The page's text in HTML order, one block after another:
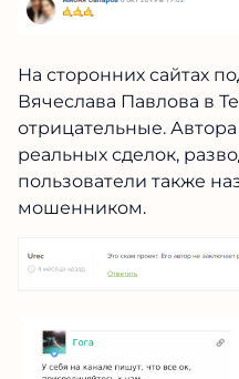
На сторонних сайтах
Вячеслава Павлова в
отрицательные. Автора
жалобах
аналитика мошенником.